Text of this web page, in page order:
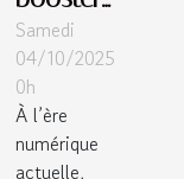
votre trafic
en ligne
grâce à
des
stratégies
Samedi
04/10/2025
0h
À l’ère
numérique
actuelle,